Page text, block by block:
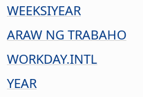
WEEKSIYEAR
ARAW NG TRABAHO
WORKDAY.INTL
YEAR